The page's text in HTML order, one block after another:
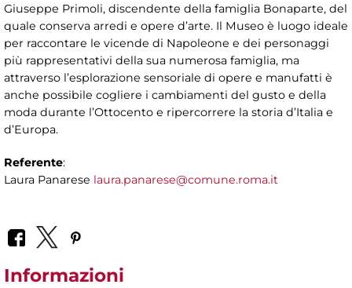
Giuseppe Primoli, discendente della famiglia Bonaparte, del
quale conserva arredi e opere d’arte. Il Museo è luogo ideale
per raccontare le vicende di Napoleone e dei personaggi
più rappresentativi della sua numerosa famiglia, ma
attraverso l’esplorazione sensoriale di opere e manufatti è
anche possibile cogliere i cambiamenti del gusto e della
moda durante l’Ottocento e ripercorrere la storia d’Italia e
d’Europa.
Referente:
Laura Panarese laura.panarese@comune.roma.it
Informazioni